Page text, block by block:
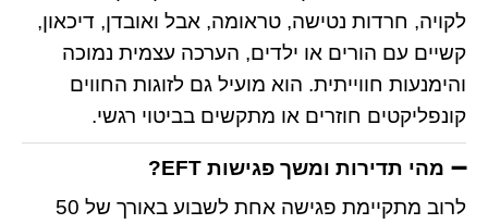
לקויה, חרדות נטישה, טראומה, אבל ואובדן, דיכאון,
קשיים עם הורים או ילדים, הערכה עצמית נמוכה
והימנעות חווייתית. הוא מועיל גם לזוגות החווים
קונפליקטים חוזרים או מתקשים בביטוי רגשי.
מהי תדירות ומשך פגישות EFT?
לרוב מתקיימת פגישה אחת לשבוע באורך של 50